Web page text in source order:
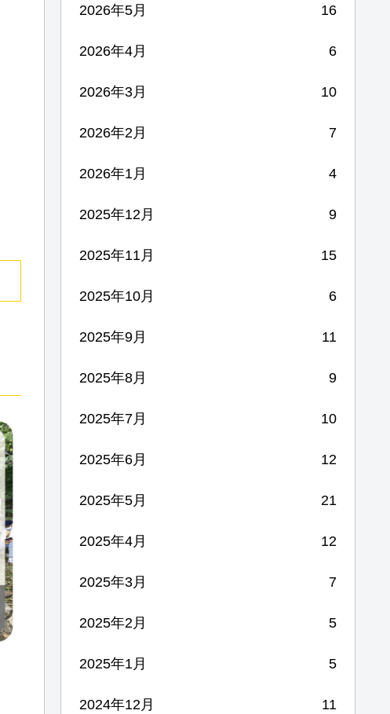
2026年5月 16
2026年4月 6
2026年3月 10
2026年2月 7
2026年1月 4
2025年12月 9
2025年11月 15
2025年10月 6
2025年9月 11
2025年8月 9
2025年7月 10
2025年6月 12
2025年5月 21
2025年4月 12
2025年3月 7
2025年2月 5
2025年1月 5
2024年12月 11